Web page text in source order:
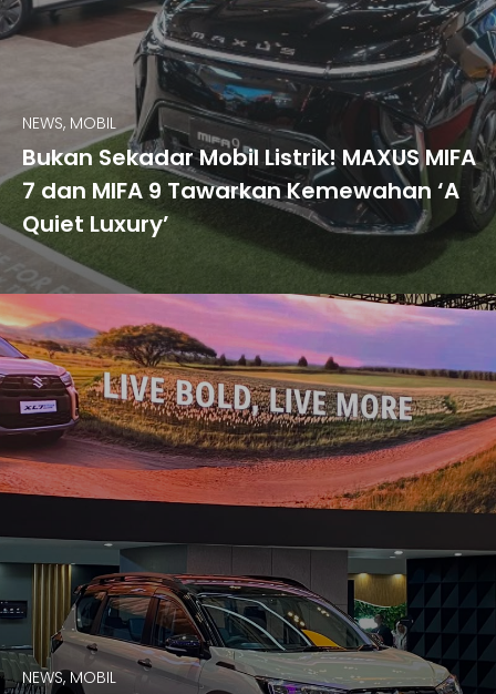
NEWS, MOBIL
Bukan Sekadar Mobil Listrik! MAXUS MIFA
7 dan MIFA 9 Tawarkan Kemewahan ‘A
Quiet Luxury’
NEWS, MOBIL